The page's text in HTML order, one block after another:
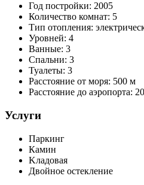
Год постройки: 2005
Количество комнат: 5
Тип отопления:
Уровней: 4
Ванные: 3
Спальни: 3
Туалеты: 3
Расстояние от моря: 500 м
Расстояние до аэропорта:
Услуги
Паркинг
Камин
Kладовая
Двойное остекление